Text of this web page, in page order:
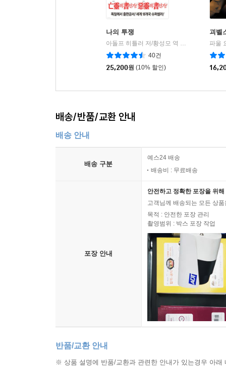
11장?총통은 명령하고 우리는 복종한다! (1936～
11월 7일 프랑스의 수도에서 전해진 소식이 괴
유대인 헤르셀 그린츠판이라는, 절망에 빠진 한
대사관 제3서기관 에른스트 폼 라트를 쏜 것이
사복 차림의 돌격대원들은 유대교 회당인 시나
참가했다). …… 2만 명 이상이 가축처럼 트럭에
돌아오지 못했다. - 600, 602쪽
1939년 1월 말 히틀러는 처음으로 공개적으로
체코슬로바키아 위기의 불씨는 계속 꺼지지 않
위하여 자기 자신의 판단력을 포기하지 않은 소
하고 있었다. 그런 사람들은 정권 입장에선 불편
언제나 ‘마르크스주의자’나 ‘유대인’과 똑같은
도구로 평가하던 수단이 그들에게는 먹혀들지 않
12장?그는 전능하신 분의 보호 안에 있다 (1939～
1939년 여름 어떤 대가를 치르더라도 목표를
괴벨스가 더는 그를 숭배하지 않기 때문이 아니
너무 자주 승리를 거두었다. 거기에는 궁핍과
그를 자신의 마력으로 끌어들이면, 괴벨스는 불
속였다. - 636쪽
나의 투쟁
아돌프 히틀러 저/황성모 역 | 동서문화사
40건
25,200원 (10% 할인)
괴벨
배송/반품/교환 안내
배송 안내
배송 구분
예스24 배송
배송비 : 무료배송
포장 안내
안전하고 정확한 포장을 위
고객님께 배송되는 모든 상
목적 : 안전한 포장 관리
촬영범위 : 박스 포장 작업
반품/교환 안내
※ 상품 설명에 반품/교환과 관련한 안내가 있는경우 아